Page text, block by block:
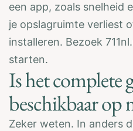
een app, zoals snelheid
je opslagruimte verliest
installeren. Bezoek
starten.
Is het complete
beschikbaar op
Zeker weten. In anders